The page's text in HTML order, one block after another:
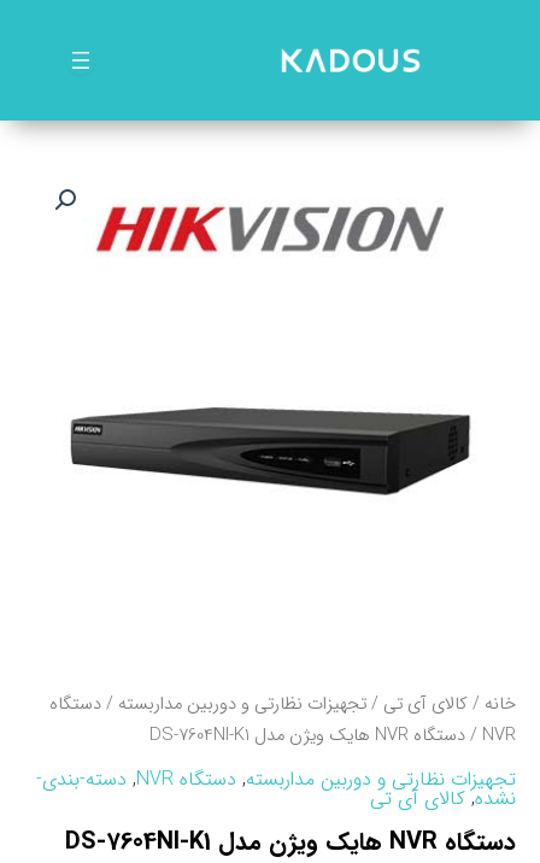
خانه /کالای آی تی /تجهیزات نظارتی و دوربین مداربسته /دستگاه
NVR / دستگاه NVR هایک ویژن مدل DS-7604NI-K1
تجهیزات نظارتی و دوربین مداربسته, دستگاه NVR , دسته-بندی-
نشده,کالای آی تی
دستگاه NVR هایک ویژن مدل DS-7604NI-K1